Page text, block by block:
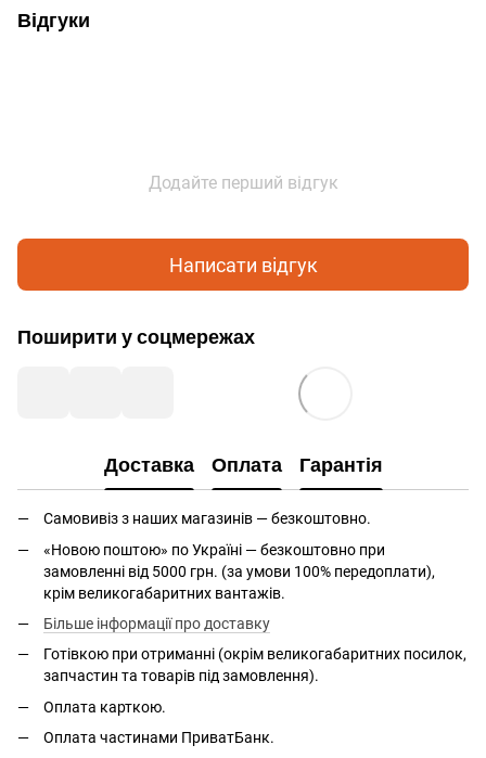
Відгуки
Додайте перший відгук
Написати відгук
Поширити у соцмережах
Доставка Оплата Гарантія
Самовивіз з наших магазинів — безкоштовно.
«Новою поштою» по Україні — безкоштовно при
замовленні від 5000 грн. (за умови 100% передоплати),
крім великогабаритних вантажів.
Більше інформації про доставку
Готівкою при отриманні (окрім великогабаритних посилок,
запчастин та товарів під замовлення).
Оплата карткою.
Оплата частинами ПриватБанк.